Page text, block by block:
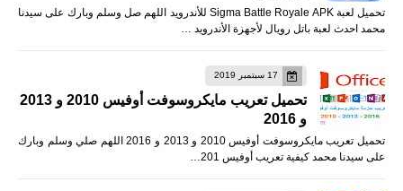
تحميل لعبة Sigma Battle Royale APK للأندرويد اللهم صل وسلم وبارك على سيدنا
محمد احدث لعبة باتل رويال لأجهزة الأندرويد …
17 سبتمبر 2019
تحميل تعريب مايكروسوفت أوفيس 2010 و 2013
و 2016
تحميل تعريب مايكروسوفت أوفيس 2010 و 2013 و 2016 اللهم صلي وسلم وبارك
على سيدنا محمد كيفية تعريب أوفيس 201…